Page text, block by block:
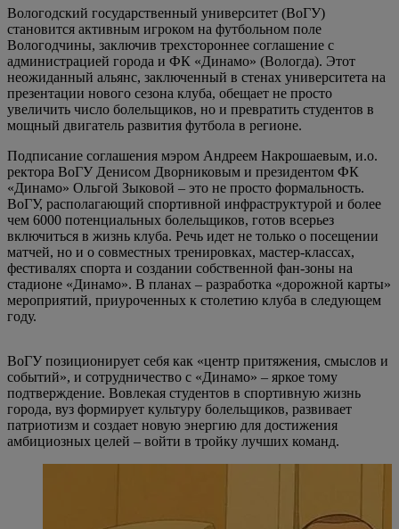
Вологодский государственный университет (ВоГУ)
становится активным игроком на футбольном поле
Вологодчины, заключив трехстороннее соглашение с
администрацией города и ФК «Динамо» (Вологда). Этот
неожиданный альянс, заключенный в стенах университета на
презентации нового сезона клуба, обещает не просто
увеличить число болельщиков, но и превратить студентов в
мощный двигатель развития футбола в регионе.
Подписание соглашения мэром Андреем Накрошаевым, и.о.
ректора ВоГУ Денисом Дворниковым и президентом ФК
«Динамо» Ольгой Зыковой – это не просто формальность.
ВоГУ, располагающий спортивной инфраструктурой и более
чем 6000 потенциальных болельщиков, готов всерьез
включиться в жизнь клуба. Речь идет не только о посещении
матчей, но и о совместных тренировках, мастер-классах,
фестивалях спорта и создании собственной фан-зоны на
стадионе «Динамо». В планах – разработка «дорожной карты»
мероприятий, приуроченных к столетию клуба в следующем
году.
ВоГУ позиционирует себя как «центр притяжения, смыслов и
событий», и сотрудничество с «Динамо» – яркое тому
подтверждение. Вовлекая студентов в спортивную жизнь
города, вуз формирует культуру болельщиков, развивает
патриотизм и создает новую энергию для достижения
амбициозных целей – войти в тройку лучших команд.